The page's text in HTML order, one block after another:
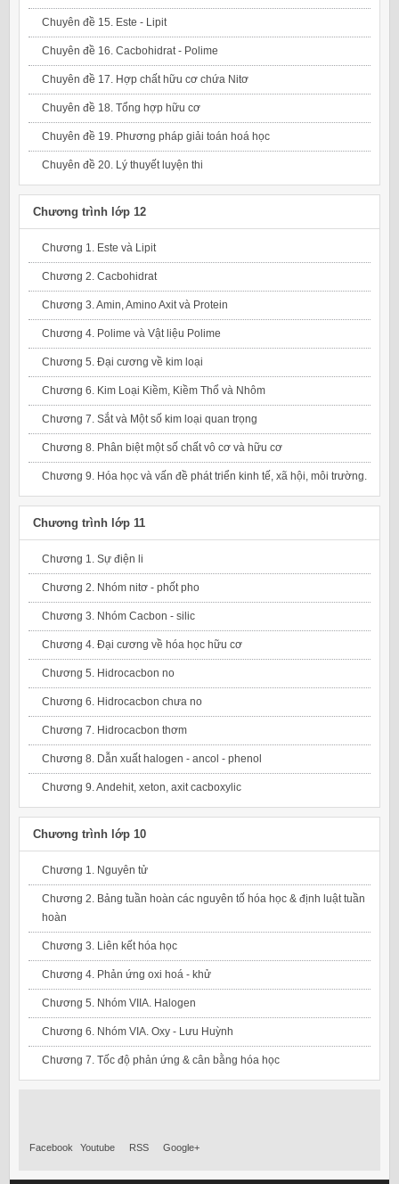
Chuyên đề 15. Este - Lipit
Chuyên đề 16. Cacbohidrat - Polime
Chuyên đề 17. Hợp chất hữu cơ chứa Nitơ
Chuyên đề 18. Tổng hợp hữu cơ
Chuyên đề 19. Phương pháp giải toán hoá học
Chuyên đề 20. Lý thuyết luyện thi
Chương trình lớp 12
Chương 1. Este và Lipit
Chương 2. Cacbohidrat
Chương 3. Amin, Amino Axit và Protein
Chương 4. Polime và Vật liệu Polime
Chương 5. Đại cương về kim loại
Chương 6. Kim Loại Kiềm, Kiềm Thổ và Nhôm
Chương 7. Sắt và Một số kim loại quan trọng
Chương 8. Phân biệt một số chất vô cơ và hữu cơ
Chương 9. Hóa học và vấn đề phát triển kinh tế, xã hội, môi trường.
Chương trình lớp 11
Chương 1. Sự điện li
Chương 2. Nhóm nitơ - phốt pho
Chương 3. Nhóm Cacbon - silic
Chương 4. Đại cương về hóa học hữu cơ
Chương 5. Hidrocacbon no
Chương 6. Hidrocacbon chưa no
Chương 7. Hidrocacbon thơm
Chương 8. Dẫn xuất halogen - ancol - phenol
Chương 9. Andehit, xeton, axit cacboxylic
Chương trình lớp 10
Chương 1. Nguyên tử
Chương 2. Bảng tuần hoàn các nguyên tố hóa học & định luật tuần
hoàn
Chương 3. Liên kết hóa học
Chương 4. Phản ứng oxi hoá - khử
Chương 5. Nhóm VIIA. Halogen
Chương 6. Nhóm VIA. Oxy - Lưu Huỳnh
Chương 7. Tốc độ phản ứng & cân bằng hóa học
Facebook Youtube RSS Google+